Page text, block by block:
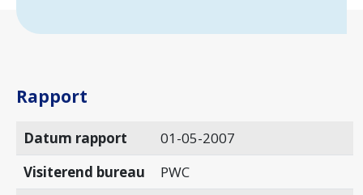
Rapport
Datum rapport
01-05-2007
Visiterend bureau
PWC